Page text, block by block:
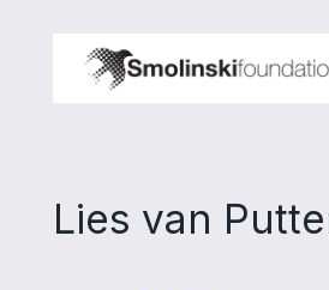
Lies van